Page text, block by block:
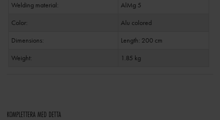
Welding material:
AlMg 5
Color:
Alu colored
Dimensions:
Length: 200 cm
Weight:
1.85 kg
KOMPLETTERA MED DETTA